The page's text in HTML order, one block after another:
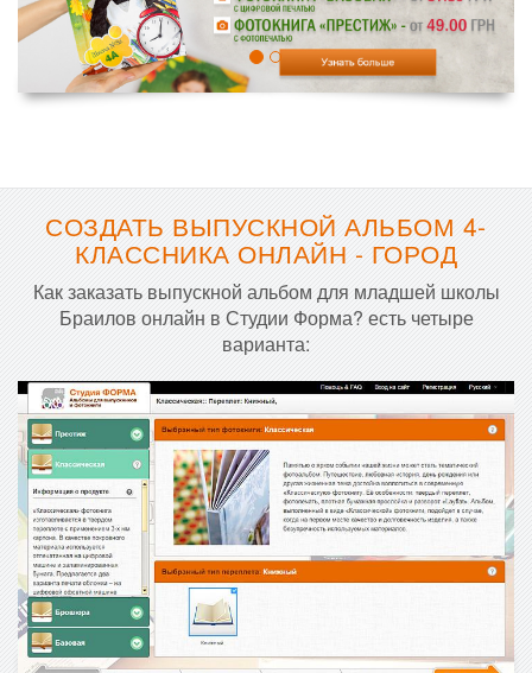
СОЗДАТЬ ВЫПУСКНОЙ АЛЬБОМ 4-
КЛАССНИКА ОНЛАЙН - ГОРОД
Как заказать выпускной альбом для младшей школы
Браилов онлайн в Студии Форма? есть четыре
варианта: